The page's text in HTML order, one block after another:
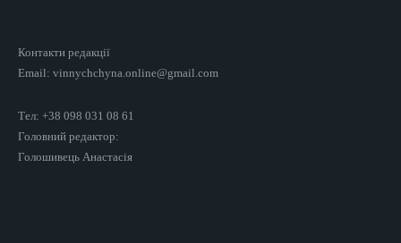
Контакти редакції
Email: vinnychchyna.online@gmail.com
Тел: +38 098 031 08 61
Головний редактор:
Голошивець Анастасія